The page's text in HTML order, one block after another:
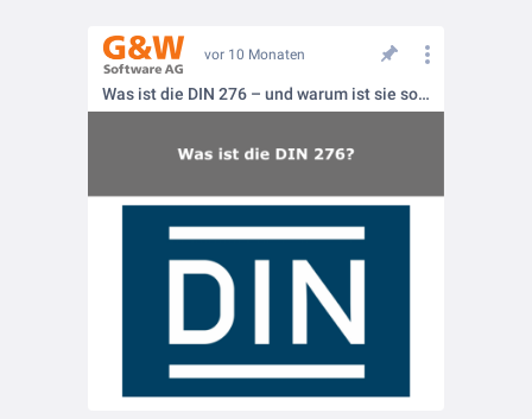
vor 10 Monaten
Was ist die DIN 276 – und warum ist sie so wichtig?